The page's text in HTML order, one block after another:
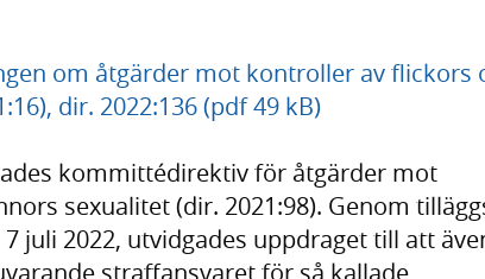
om åtgärder mot kontroller av flickors
dir. 2022:136 (pdf 49 kB)
kommitté­direktiv för åtgärder mot
sexualitet (dir. 2021:98). Genom
juli 2022, utvid­gades uppdraget till att
straff­ansvaret för så kallade